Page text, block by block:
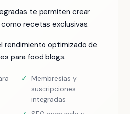
te permiten crear
recetas exclusivas.
rendimiento optimizado de
para food blogs.
✓ Membresías y
suscripciones
integradas